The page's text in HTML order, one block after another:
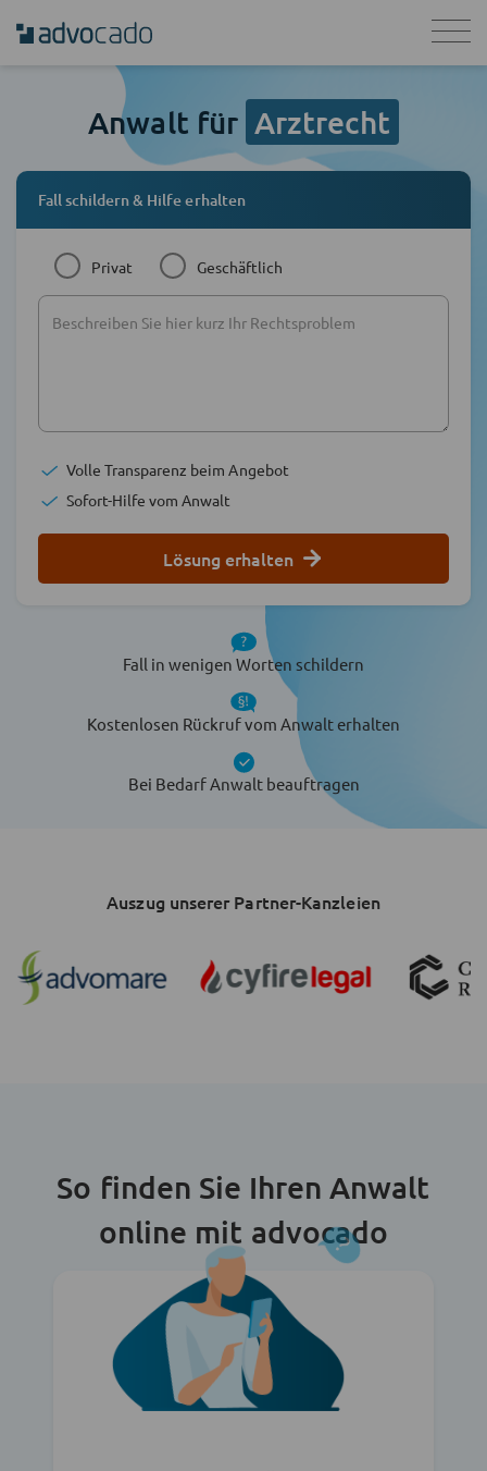
Anwalt für Arztrecht
Fall schildern & Hilfe erhalten
Privat Geschäftlich
Volle Transparenz beim Angebot
Sofort-Hilfe vom Anwalt
Lösung erhalten
Fall in wenigen Worten schildern
Kostenlosen Rückruf vom Anwalt erhalten
Bei Bedarf Anwalt beauftragen
Auszug unserer Partner-Kanzleien
So finden Sie Ihren Anwalt
online mit advocado